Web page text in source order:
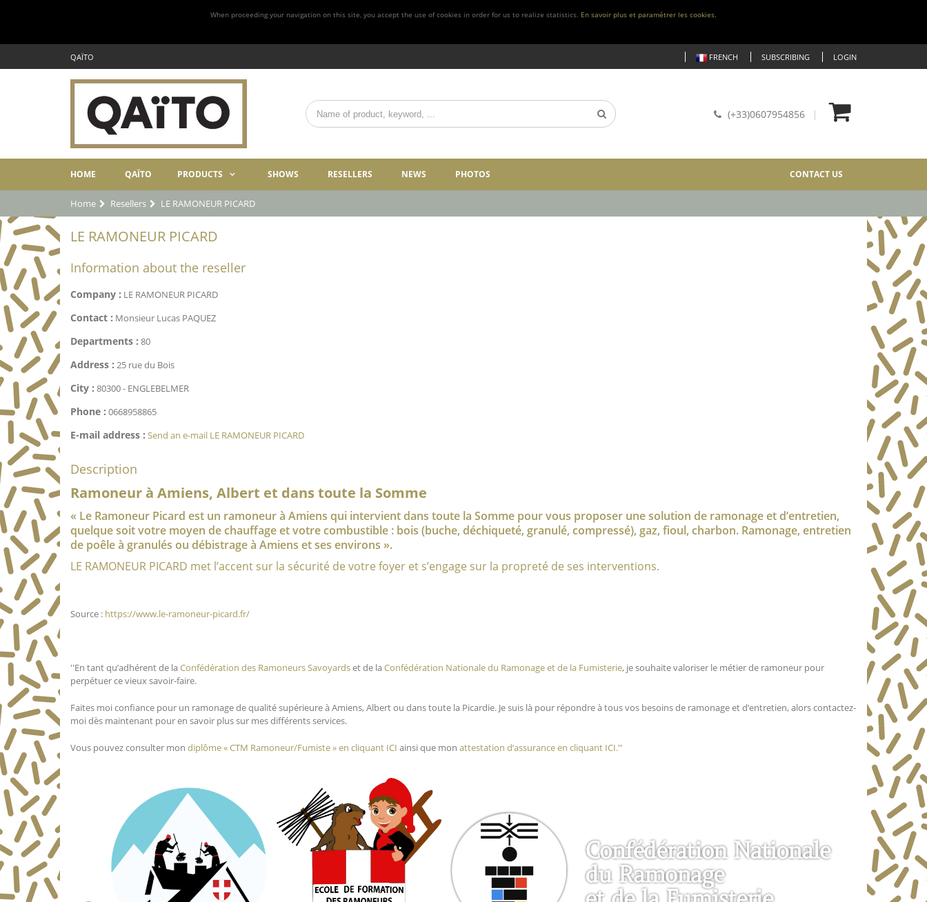
When proceeding your navigation on this site, you accept the use of cookies in order for us to realize statistics. En savoir plus et paramétrer les cookies.
QAÏTO FRENCH SUBSCRIBING LOGIN
(+33)0607954856
HOME QAÏTO PRODUCTS SHOWS RESELLERS NEWS PHOTOS CONTACT US
Home Resellers LE RAMONEUR PICARD
LE RAMONEUR PICARD
Information about the reseller
Company : LE RAMONEUR PICARD
Contact : Monsieur Lucas PAQUEZ
Departments : 80
Address : 25 rue du Bois
City : 80300 - ENGLEBELMER
Phone : 0668958865
E-mail address : Send an e-mail LE RAMONEUR PICARD
Description
Ramoneur à Amiens, Albert et dans toute la Somme
« Le Ramoneur Picard est un ramoneur à Amiens qui intervient dans toute la Somme pour vous proposer une solution de ramonage et d’entretien,
quelque soit votre moyen de chauffage et votre combustible : bois (buche, déchiqueté, granulé, compressé), gaz, fioul, charbon. Ramonage, entretien
de poêle à granulés ou débistrage à Amiens et ses environs ».
LE RAMONEUR PICARD met l’accent sur la sécurité de votre foyer et s’engage sur la propreté de ses interventions.
Source : https://www.le-ramoneur-picard.fr/
''En tant qu’adhérent de laConfédération des Ramoneurs Savoyardset de laConfédération Nationale du Ramonage et de la Fumisterie, je souhaite valoriser le métier de ramoneur pour
perpétuer ce vieux savoir-faire.
Faites moi confiance pour un ramonage de qualité supérieure à Amiens, Albert ou dans toute la Picardie. Je suis là pour répondre à tous vos besoins de ramonage et d’entretien, alors contactez-
moi dès maintenant pour en savoir plus sur mes différents services.
Vous pouvez consulter mon diplôme « CTM Ramoneur/Fumiste » en cliquant ICI ainsi que mon attestation d’assurance en cliquant ICI.''